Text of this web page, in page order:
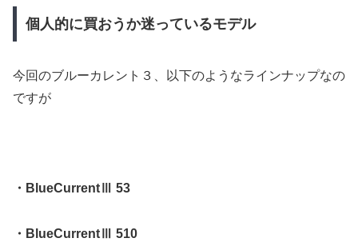
個人的に買おうか迷っているモデル
今回のブルーカレント３、以下のようなラインナップなの
ですが
・BlueCurrentⅢ 53
・BlueCurrentⅢ 510